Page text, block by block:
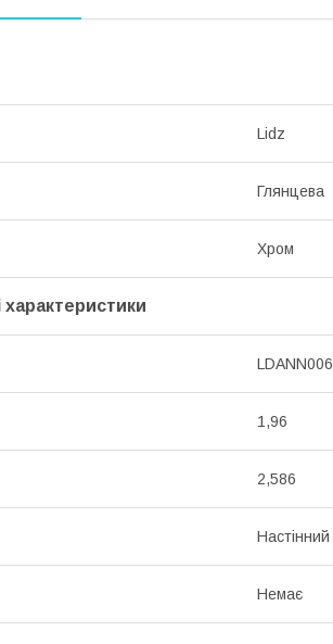
Lidz
Глянцева
Хром
характеристики
1,96
2,586
Настінний
Немає